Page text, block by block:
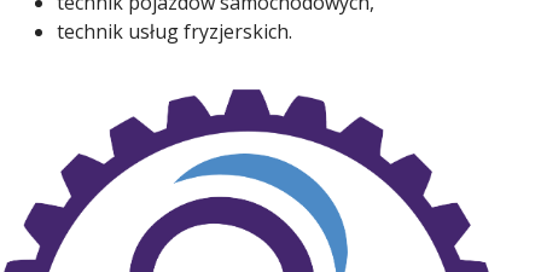
technik usług fryzjerskich.